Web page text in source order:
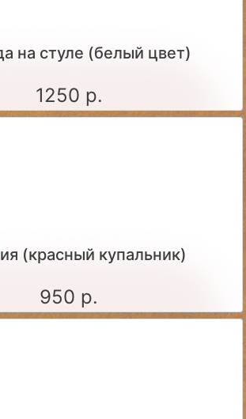
на стуле (белый цвет)
1250 р.
(красный купальник)
950 р.